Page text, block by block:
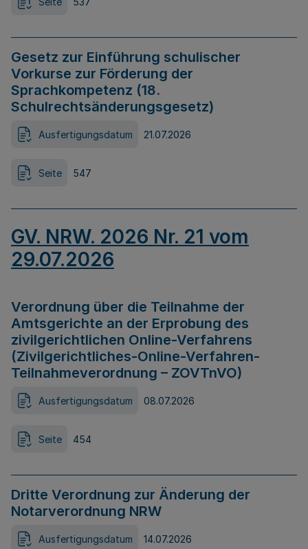
Gesetz zur Einführung schulischer
Vorkurse zur Förderung der
Sprachkompetenz (18.
Schulrechtsänderungsgesetz)
Ausfertigungsdatum 21.07.2026
Seite 547
GV. NRW. 2026 Nr. 21 vom
29.07.2026
Verordnung über die Teilnahme der
Amtsgerichte an der Erprobung des
zivilgerichtlichen Online-Verfahrens
(Zivilgerichtliches-Online-Verfahren-
Teilnahmeverordnung – ZOVTnVO)
Ausfertigungsdatum 08.07.2026
Seite 454
Dritte Verordnung zur Änderung der
Notarverordnung NRW
Ausfertigungsdatum 14.07.2026